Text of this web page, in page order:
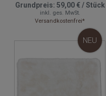
Grundpreis: 59,00 €/Stück
inkl. ges. MwSt.
Versandkostenfrei*
NEU